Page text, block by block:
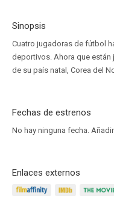
Sinopsis
Cuatro jugadoras de fútbol
deportivos. Ahora que están
de su país natal, Corea del
Fechas de estrenos
No hay ninguna fecha. Añadir
Enlaces externos